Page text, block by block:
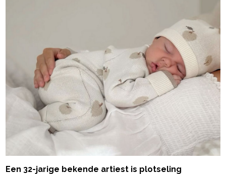
Een 32-jarige bekende artiest is plotseling